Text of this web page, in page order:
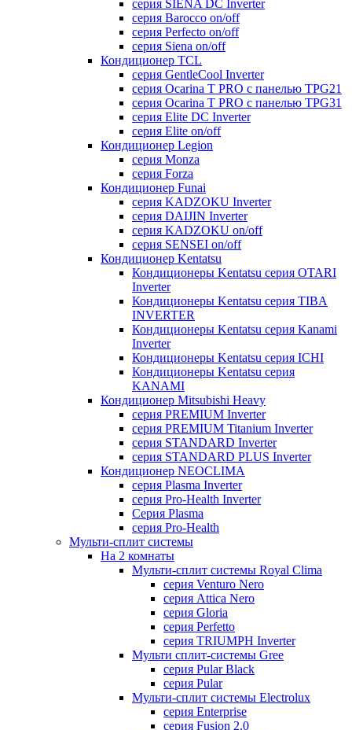
серия SIENA DC Inverter
серия Barocco on/off
серия Perfecto on/off
серия Siena on/off
Кондиционер TCL
серия GentleCool Inverter
серия Ocarina T PRO c панелью TPG21
серия Ocarina T PRO c панелью TPG31
серия Elite DC Inverter
серия Elite on/off
Кондиционер Legion
серия Monza
серия Forza
Кондиционер Funai
серия KADZOKU Inverter
серия DAIJIN Inverter
серия KADZOKU on/off
серия SENSEI on/off
Кондиционер Kentatsu
Кондиционеры Kentatsu серия OTARI
Inverter
Кондиционеры Kentatsu серия TIBA
INVERTER
Кондиционеры Kentatsu серия Kanami
Inverter
Кондиционеры Kentatsu серия ICHI
Кондиционеры Kentatsu серия
KANAMI
Кондиционер Mitsubishi Heavy
серия PREMIUM Inverter
серия PREMIUM Titanium Inverter
серия STANDARD Inverter
серия STANDARD PLUS Inverter
Кондиционер NEOCLIMA
серия Plasma Inverter
серия Pro-Health Inverter
Cерия Plasma
серия Pro-Health
Мульти-сплит системы
На 2 комнаты
Мульти-сплит системы Royal Clima
серия Venturo Nero
серия Attica Nero
серия Gloria
серия Perfetto
серия TRIUMPH Inverter
Мульти сплит-системы Gree
серия Pular Black
серия Pular
Мульти-сплит системы Electrolux
серия Enterprise
серия Fusion 2.0